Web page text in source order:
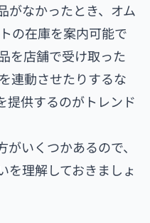
がなかったとき、オム
の在庫を案内可能で
を店舗で受け取った
連動させたりするな
提供するのがトレンド
いくつかあるので、
を理解しておきましょ